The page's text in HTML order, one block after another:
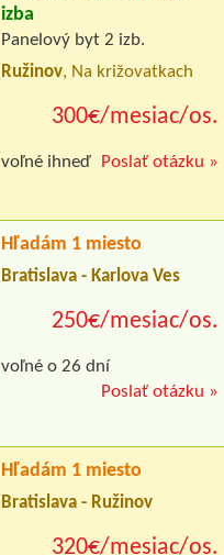
izba
Panelový byt 2 izb.
Ružinov, Na križovatkach
300€/mesiac/os.
voľné ihneď Poslať otázku »
Hľadám 1 miesto
Bratislava - Karlova Ves
250€/mesiac/os.
voľné o 26 dní
Poslať otázku »
Hľadám 1 miesto
Bratislava - Ružinov
320€/mesiac/os.